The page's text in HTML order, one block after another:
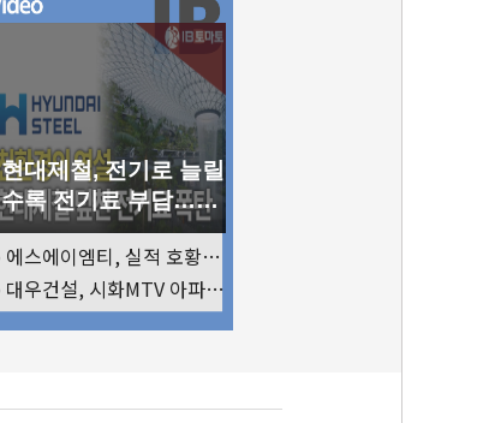
현대제철, 전기로 늘릴
수록 전기료 부담…저
탄소 전환의 역설
• 에스에이엠티, 실적 호황에도 마르는 '현금'…재고·달러빚 부담 확대
• 대우건설, 시화MTV 아파트 완판에도 손실…공사비 회수 난항